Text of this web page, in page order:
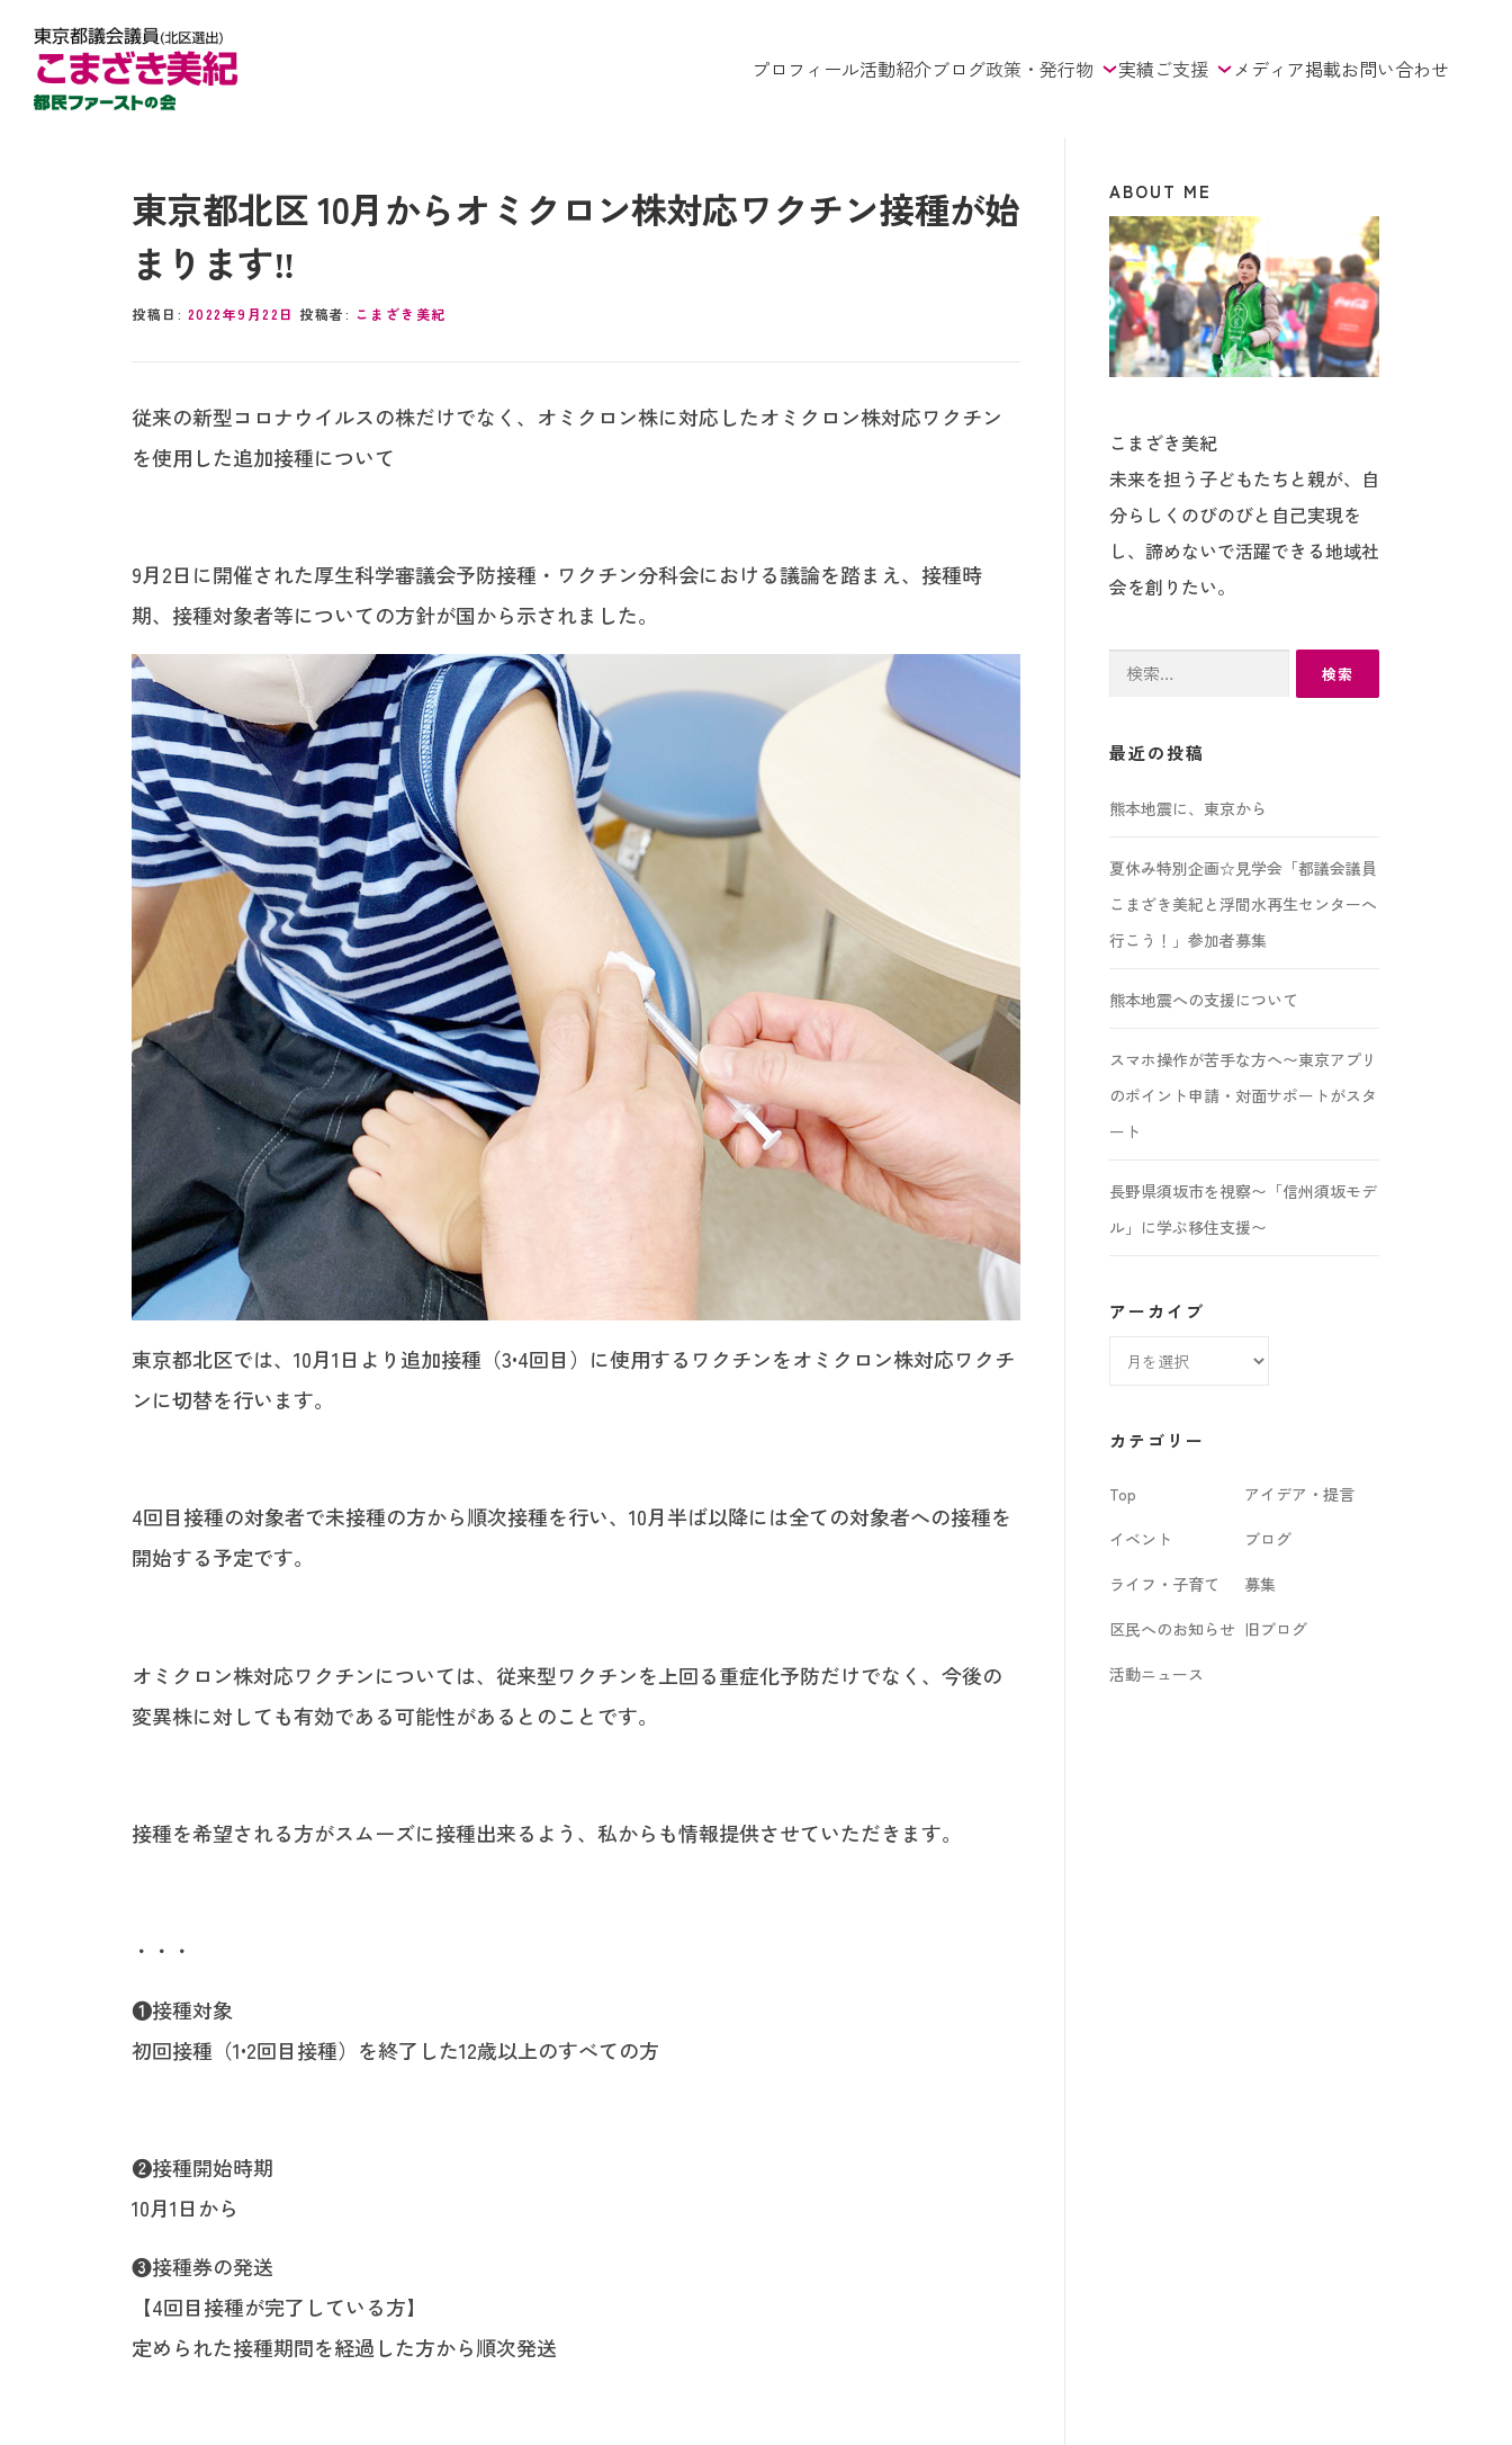
プロフィール活動紹介ブログ政策・発行物 実績ご支援 メディア掲載お問い合わせ
東京都北区 10月からオミクロン株対応ワクチン接種が始
まります‼︎
投稿日: 2022年9月22日 投稿者: こまざき美紀
従来の新型コロナウイルスの株だけでなく、オミクロン株に対応したオミクロン株対応ワクチン
を使用した追加接種について
9月2日に開催された厚生科学審議会予防接種・ワクチン分科会における議論を踏まえ、接種時
期、接種対象者等についての方針が国から示されました。
東京都北区では、10月1日より追加接種（3•4回目）に使用するワクチンをオミクロン株対応ワクチ
ンに切替を行います。
4回目接種の対象者で未接種の方から順次接種を行い、10月半ば以降には全ての対象者への接種を
開始する予定です。
オミクロン株対応ワクチンについては、従来型ワクチンを上回る重症化予防だけでなく、今後の
変異株に対しても有効である可能性があるとのことです。
接種を希望される方がスムーズに接種出来るよう、私からも情報提供させていただきます。
・・・
❶接種対象
初回接種（1•2回目接種）を終了した12歳以上のすべての方
❷接種開始時期
10月1日から
❸接種券の発送
【4回目接種が完了している方】
定められた接種期間を経過した方から順次発送
ABOUT ME
こまざき美紀
未来を担う子どもたちと親が、自
分らしくのびのびと自己実現を
し、諦めないで活躍できる地域社
会を創りたい。
最近の投稿
熊本地震に、東京から
夏休み特別企画☆見学会「都議会議員
こまざき美紀と浮間水再生センターへ
行こう！」参加者募集
熊本地震への支援について
スマホ操作が苦手な方へ〜東京アプリ
のポイント申請・対面サポートがスタ
ート
長野県須坂市を視察〜「信州須坂モデ
ル」に学ぶ移住支援〜
アーカイブ
ブ
カテゴリー
Top
アイデア・提言
イベント
ブログ
ライフ・子育て
募集
区民へのお知らせ 旧ブログ
活動ニュース